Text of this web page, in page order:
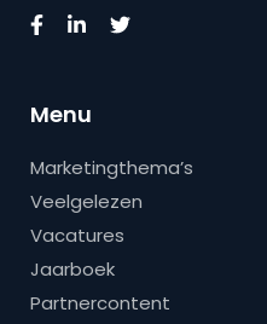
Menu
Marketingthema’s
Veelgelezen
Vacatures
Jaarboek
Partnercontent